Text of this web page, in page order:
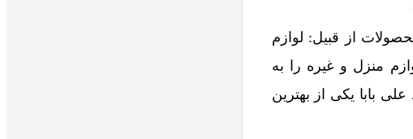
از قبیل: لوازم
منزل و غیره را به
بابا یکی از بهترین